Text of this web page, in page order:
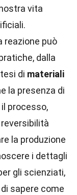
vita
reazione può
dalla
di materiali
la presenza di
processo,
la produzione
i dettagli
gli scienziati,
sapere come